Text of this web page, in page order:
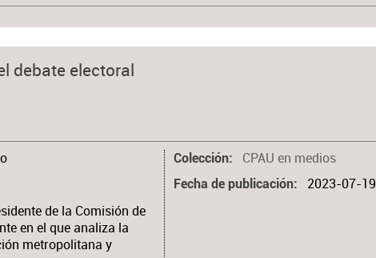
debate electoral
de la Comisión de
en el que analiza la
metropolitana y
Colección CPAU en medios
Fecha de publicación 2023-07-19